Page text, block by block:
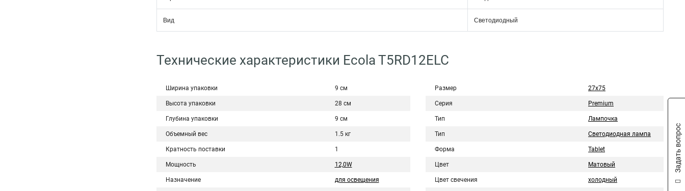
Вид Светодиодный
Технические характеристики Ecola T5RD12ELC
Ширина упаковки 9 см
Высота упаковки 28 см
Глубина упаковки 9 см
Объемный вес 1.5 кг
Кратность поставки 1
Мощность 12,0W
Назначение для освещения
Размер 27x75
Серия Premium
Тип Лампочка
Тип Светодиодная лампа
Форма Tablet
Цвет Матовый
Цвет свечения холодный
Задать вопрос